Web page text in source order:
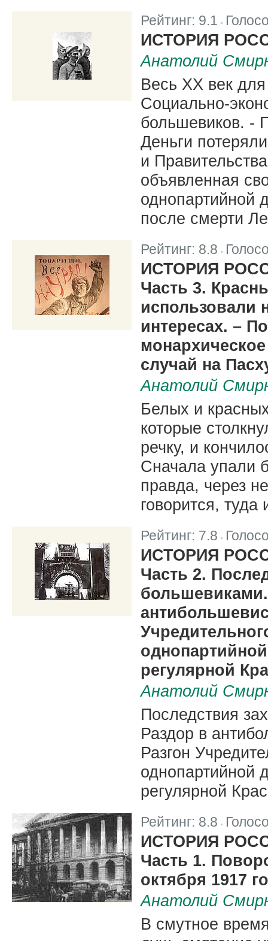
Рейтинг: 9.1
ИСТОРИЯ
Анатолий
Весь XX век
Социально-
большевиков. -
Деньги
и
объявленная
однопартийной
после смерти
Рейтинг: 8.8
ИСТОРИЯ
Часть 3.
использовали
интересах. –
случай на
Анатолий
Белых и
которые
речку, и
Сначала упали
правда, через
говорится, туда
Рейтинг: 7.8
ИСТОРИЯ
Часть 2.
регулярной
Анатолий
Последствия
Раздор в
Разгон
однопартийной
регулярной
Рейтинг: 8.8
ИСТОРИЯ
Часть 1.
октября 1917
Анатолий
В смутное